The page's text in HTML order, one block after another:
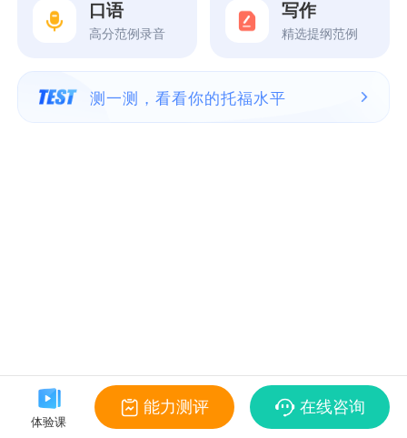
口语
高分范例录音
写作
精选提纲范例
测一测，看看你的托福水平
体验课
能力测评 在线咨询